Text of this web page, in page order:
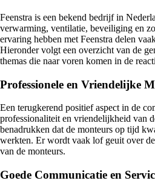
Feenstra is een bekend bedrijf in
verwarming, ventilatie, beveiliging en
ervaring hebben met Feenstra delen
Hieronder volgt een overzicht van de
themas die naar voren komen in de
Professionele en Vriendelijke
Een terugkerend positief aspect in de
professionaliteit en vriendelijkheid van
benadrukken dat de monteurs op tijd
werkten. Er wordt vaak lof geuit over
van de monteurs.
Goede Communicatie en